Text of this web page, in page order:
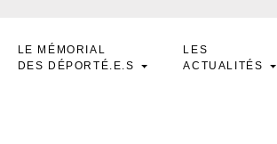
LE MÉMORIAL
DES DÉPORTÉ.E.S
LES
ACTUALITÉS